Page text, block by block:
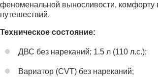
феноменальной выносливости, комфорту
путешествий.
Техническое состояние:
ДВС без нареканий; 1.5 л (110 л.с.);
Вариатор (CVT) без нареканий;